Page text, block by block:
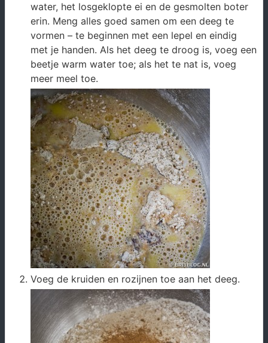
water, het losgeklopte ei en de gesmolten boter
erin. Meng alles goed samen om een ​​deeg te
vormen – te beginnen met een lepel en eindig
met je handen. Als het deeg te droog is, voeg een
beetje warm water toe; als het te nat is, voeg
meer meel toe.
Voeg de kruiden en rozijnen toe aan het deeg.